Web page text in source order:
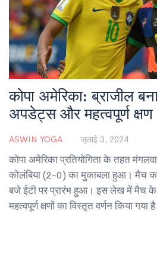
कोपा अमेरिका: ब्राजील
अपडेट्स और महत्वपूर्ण क्षण
ASWIN YOGA जुलाई 3, 2024
कोपा अमेरिका प्रतियोगिता के तहत
कोलंबिया (2-0) का मुकाबला हुआ। मैच
बजे ईटी पर प्रारंभ हुआ। इस लेख में मैच
महत्वपूर्ण क्षणों का विस्तृत वर्णन किया गया